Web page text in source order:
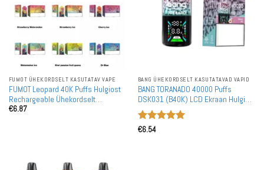
FUMOT ÜHEKORDSELT KASUTATAV VAPE
FUMOT Leopard 40K Puffs Hulgiost
Rechargeable Ühekordselt
Kasutatavad Vapes Hulgimüük
€6.87
BANG ÜHEKORDSELT KASUTATAVAD VAPID
BANG TORANADO 40000 Puffs
DSK031 (B40K) LCD Ekraan Hulgi
Ost Rechargeable Ühekordselt
Kasutatavad Vapes Hulgimüük
Hinnanguga
€6.54